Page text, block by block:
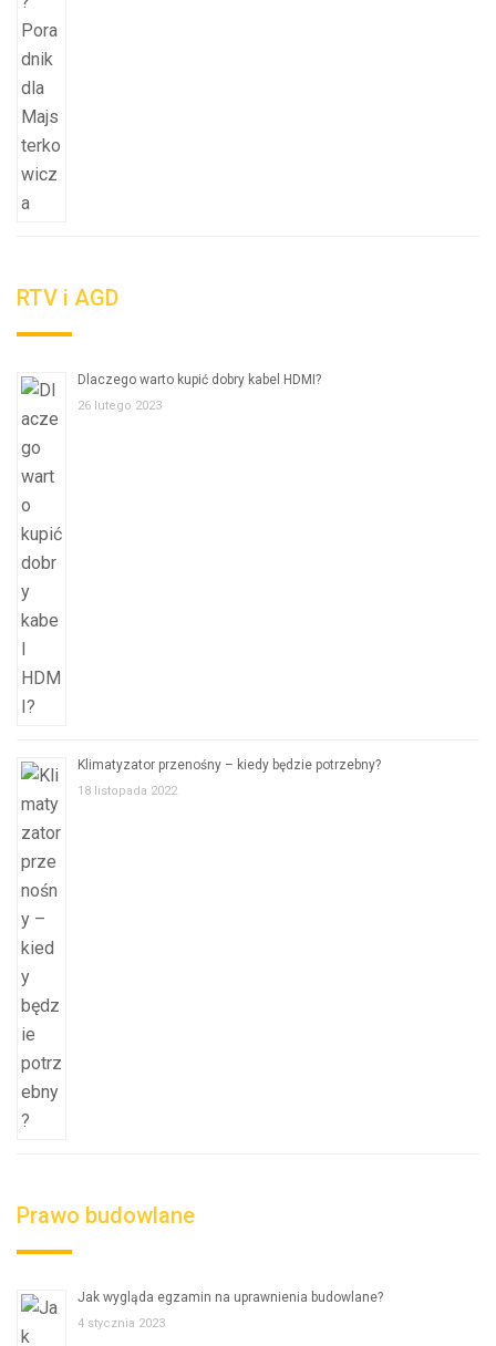
RTV i AGD
Dlaczego warto kupić dobry kabel HDMI?
26 lutego 2023
Klimatyzator przenośny – kiedy będzie potrzebny?
18 listopada 2022
Prawo budowlane
Jak wygląda egzamin na uprawnienia budowlane?
4 stycznia 2023